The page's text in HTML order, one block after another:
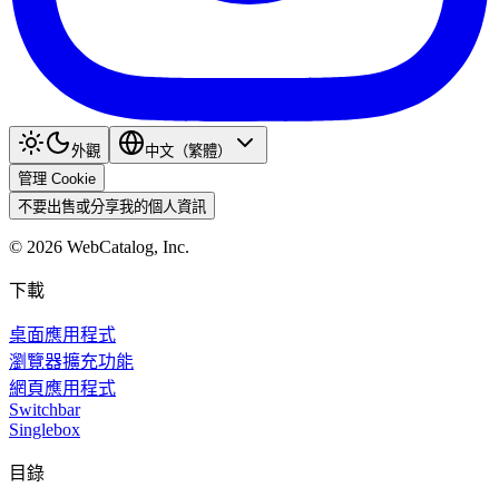
外觀
中文（繁體）
管理 Cookie
不要出售或分享我的個人資訊
© 2026 WebCatalog, Inc.
下載
桌面應用程式
瀏覽器擴充功能
網頁應用程式
Switchbar
Singlebox
目錄